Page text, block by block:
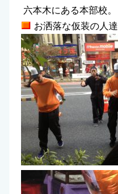
六本木にある本部校
お洒落な仮装の人